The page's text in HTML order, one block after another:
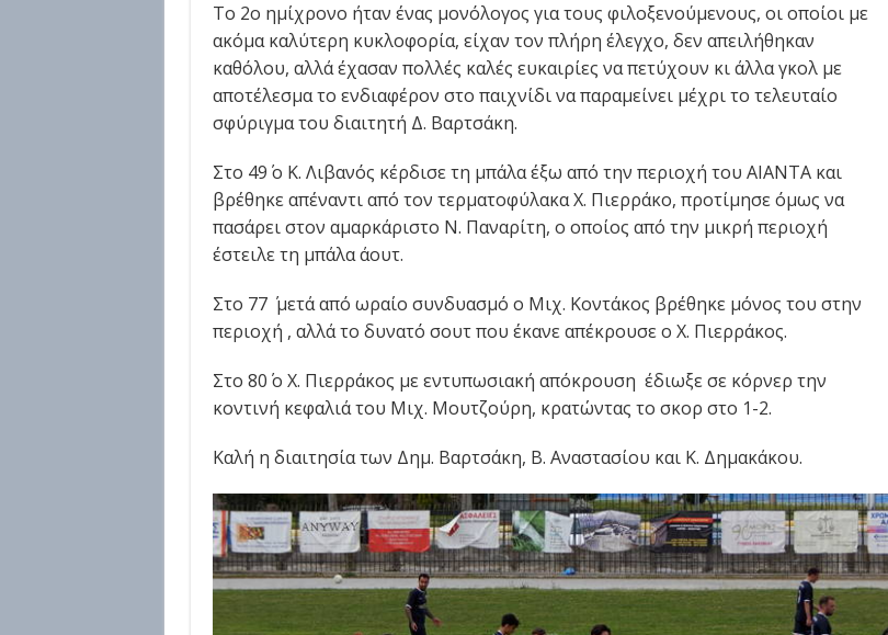
Το 2ο ημίχρονο ήταν ένας μονόλογος για τους φιλοξενούμενους, οι οποίοι με
ακόμα καλύτερη κυκλοφορία, είχαν τον πλήρη έλεγχο, δεν απειλήθηκαν
καθόλου, αλλά έχασαν πολλές καλές ευκαιρίες να πετύχουν κι άλλα γκολ με
αποτέλεσμα το ενδιαφέρον στο παιχνίδι να παραμείνει μέχρι το τελευταίο
σφύριγμα του διαιτητή Δ. Βαρτσάκη.
Στο 49΄ ο Κ. Λιβανός κέρδισε τη μπάλα έξω από την περιοχή του ΑΙΑΝΤΑ και
βρέθηκε απέναντι από τον τερματοφύλακα Χ. Πιερράκο, προτίμησε όμως να
πασάρει στον αμαρκάριστο Ν. Παναρίτη, ο οποίος από την μικρή περιοχή
έστειλε τη μπάλα άουτ.
Στο 77 ΄ μετά από ωραίο συνδυασμό ο Μιχ. Κοντάκος βρέθηκε μόνος του στην
περιοχή , αλλά το δυνατό σουτ που έκανε απέκρουσε ο Χ. Πιερράκος.
Στο 80΄ ο Χ. Πιερράκος με εντυπωσιακή απόκρουση έδιωξε σε κόρνερ την
κοντινή κεφαλιά του Μιχ. Μουτζούρη, κρατώντας το σκορ στο 1-2.
Καλή η διαιτησία των Δημ. Βαρτσάκη, Β. Αναστασίου και Κ. Δημακάκου.